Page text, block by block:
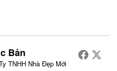
Bản
TNHH Nhà Đẹp Mới